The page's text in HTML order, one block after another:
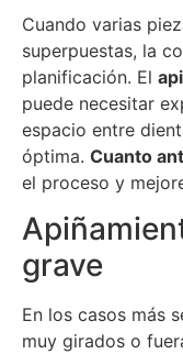
Cuando varias
superpuestas, la
planificación. El
puede necesitar
espacio entre
óptima. Cuanto
el proceso y
grave
En los casos más
muy girados o